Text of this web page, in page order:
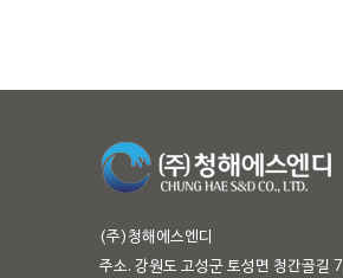
(주)청해에스엔디
주소. 강원도 고성군 토성면 청간골길 7